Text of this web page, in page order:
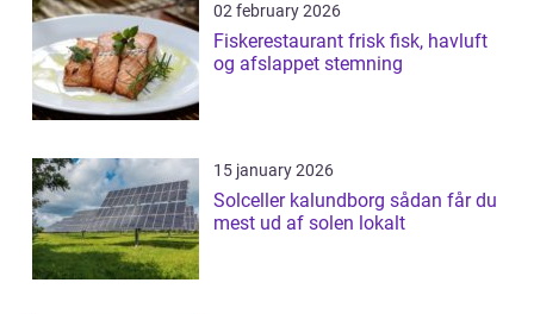
02 february 2026
Fiskerestaurant frisk fisk, havluft
og afslappet stemning
15 january 2026
Solceller kalundborg sådan får du
mest ud af solen lokalt